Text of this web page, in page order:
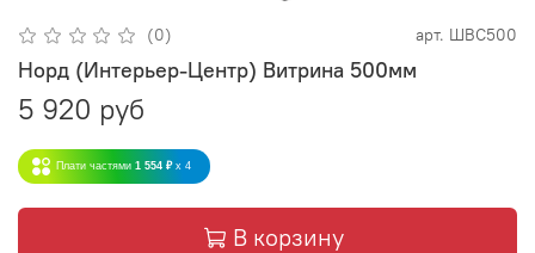
(0) арт. ШВС500
Норд (Интерьер-Центр) Витрина 500мм
5 920 руб
Плати частями 1 554 ₽ x 4
В корзину